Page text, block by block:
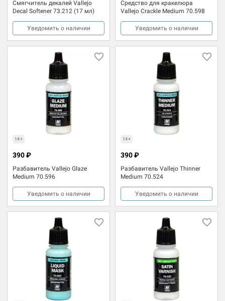
Смягчитель декалей Vallejo
Decal Softener 73.212 (17 мл)
Уведомить о наличии
Средство для кракелюра
Vallejo Crackle Medium 70.598
Уведомить о наличии
14+
Разбавитель Vallejo Glaze
Medium 70.596
390 ₽
Уведомить о наличии
14+
Разбавитель Vallejo Thinner
Medium 70.524
390 ₽
Уведомить о наличии